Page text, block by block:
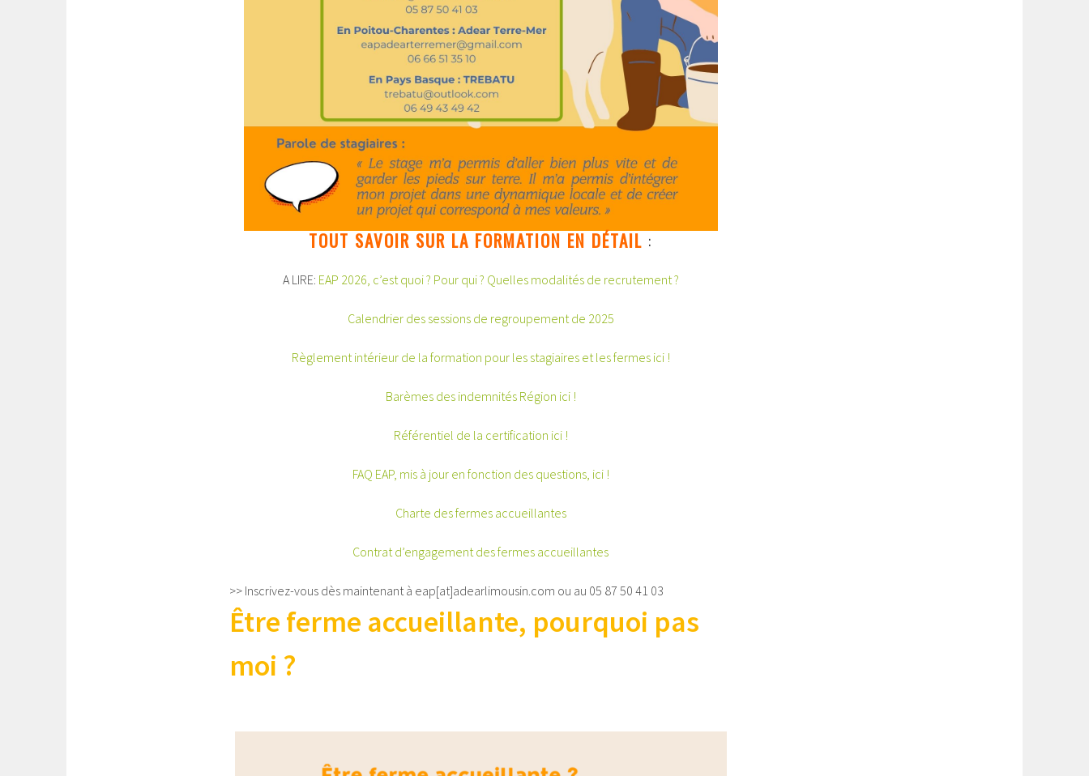
TOUT SAVOIR SUR LA FORMATION EN DÉTAIL :
A LIRE: EAP 2026, c’est quoi ? Pour qui ? Quelles modalités de recrutement ?
Calendrier des sessions de regroupement de 2025
Règlement intérieur de la formation pour les stagiaires et les fermes ici !
Barèmes des indemnités Région ici !
Référentiel de la certification ici !
FAQ EAP, mis à jour en fonction des questions, ici !
Charte des fermes accueillantes
Contrat d’engagement des fermes accueillantes
>> Inscrivez-vous dès maintenant à eap[at]adearlimousin.com ou au 05 87 50 41 03
Être ferme accueillante, pourquoi pas
moi ?